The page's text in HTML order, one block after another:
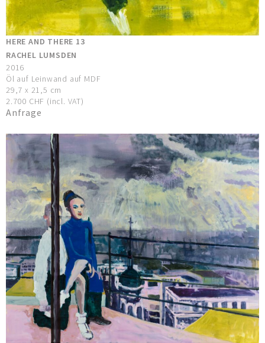
HERE AND THERE 13
RACHEL LUMSDEN
2016
Öl auf Leinwand auf MDF
29,7 x 21,5 cm
2.700 CHF (incl. VAT)
Anfrage